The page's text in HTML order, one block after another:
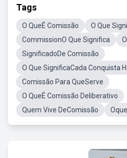
Tags
O QueÉ Comissão
O Que
CommissionO Que Significa
SignificadoDe Comissão
O Que SignificaCada Conquista
Comissão Para QueServe
O QueÉ Comissão Deliberativo
Quem Vive DeComissão